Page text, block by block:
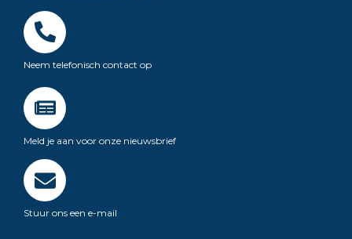
Neem telefonisch contact op
Meld je aan voor onze nieuwsbrief
Stuur ons een e-mail